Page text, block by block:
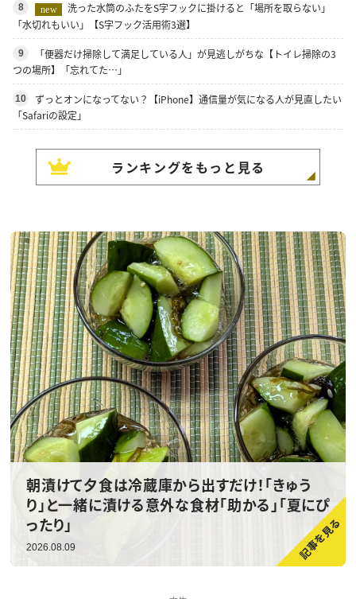
8 new
洗った水筒のふたをS字フックに掛けると「場所を取らない」
「水切れもいい」【S字フック活用術3選】
9
「便器だけ掃除して満足している人」が見逃しがちな【トイレ掃除の3
つの場所】「忘れてた…」
10
ずっとオンになってない？【iPhone】通信量が気になる人が見直したい
「Safariの設定」
ランキングをもっと見る
朝漬けて夕食は冷蔵庫から出すだけ！「きゅう
り」と一緒に漬ける意外な食材「助かる」「夏にぴ
ったり」
2026.08.09